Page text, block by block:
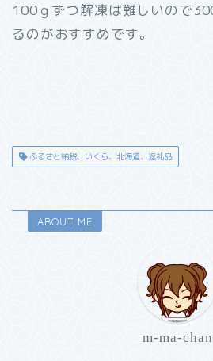
100ｇずつ解凍は難しいので
るのがおすすめです。
ふるさと納税、いくら、北海道、返礼品
ABOUT ME
m-ma-chan